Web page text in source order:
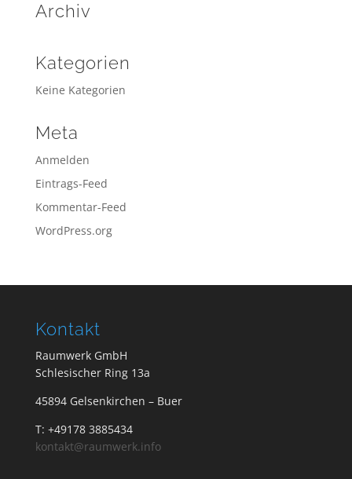
Archiv
Kategorien
Keine Kategorien
Meta
Anmelden
Eintrags-Feed
Kommentar-Feed
WordPress.org
Kontakt
Raumwerk GmbH
Schlesischer Ring 13a
45894 Gelsenkirchen – Buer
T: +49178 3885434
kontakt@raumwerk.info